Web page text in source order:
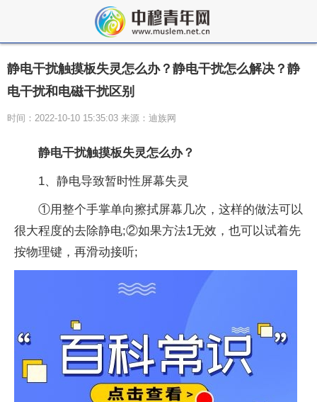
静电干扰触摸板失灵怎么办？静电干扰怎么解决？静
电干扰和电磁干扰区别
时间：2022-10-10 15:35:03 来源：迪族网
静电干扰触摸板失灵怎么办？
1、静电导致暂时性屏幕失灵
①用整个手掌单向擦拭屏幕几次，这样的做法可以
很大程度的去除静电;②如果方法1无效，也可以试着先
按物理键，再滑动接听;